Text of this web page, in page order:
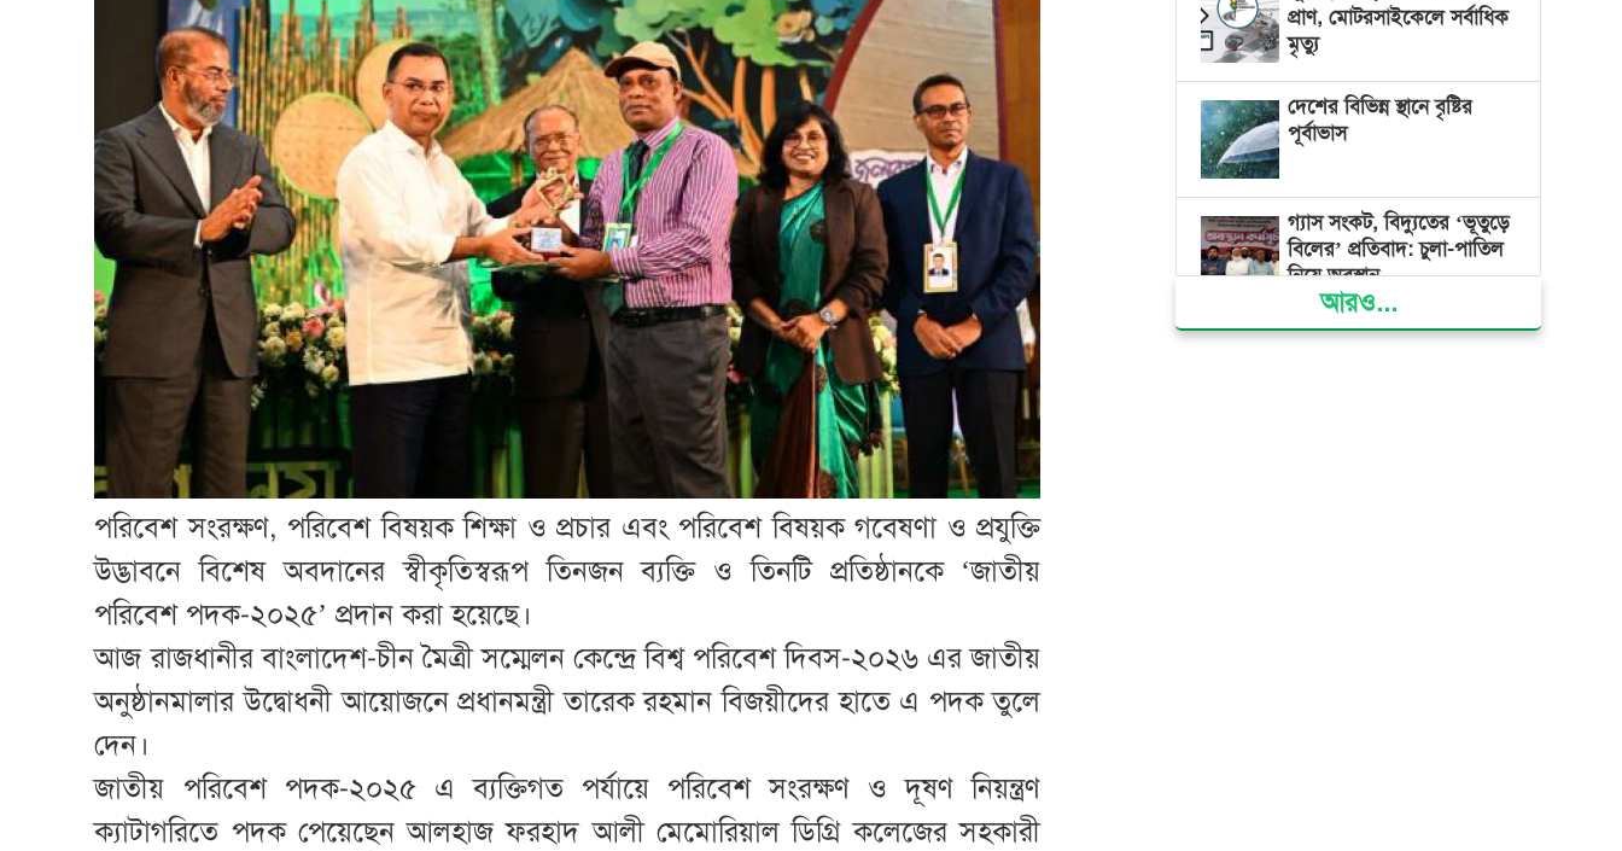
পরিবেশ সংরক্ষণ, পরিবেশ বিষয়ক শিক্ষা ও প্রচার এবং পরিবেশ বিষয়ক গবেষণা ও প্রযুক্তি
উদ্ভাবনে বিশেষ অবদানের স্বীকৃতিস্বরূপ তিনজন ব্যক্তি ও তিনটি প্রতিষ্ঠানকে ‘জাতীয়
পরিবেশ পদক-২০২৫’ প্রদান করা হয়েছে।
আজ রাজধানীর বাংলাদেশ-চীন মৈত্রী সম্মেলন কেন্দ্রে বিশ্ব পরিবেশ দিবস-২০২৬ এর জাতীয়
অনুষ্ঠানমালার উদ্বোধনী আয়োজনে প্রধানমন্ত্রী তারেক রহমান বিজয়ীদের হাতে এ পদক তুলে
দেন।
জাতীয় পরিবেশ পদক-২০২৫ এ ব্যক্তিগত পর্যায়ে পরিবেশ সংরক্ষণ ও দূষণ নিয়ন্ত্রণ
ক্যাটাগরিতে পদক পেয়েছেন আলহাজ ফরহাদ আলী মেমোরিয়াল ডিগ্রি কলেজের সহকারী
প্রাণ, মোটরসাইকেলে সর্বাধিক
মৃত্যু
দেশের বিভিন্ন স্থানে বৃষ্টির
পূর্বাভাস
গ্যাস সংকট, বিদ্যুতের ‘ভূতুড়ে
বিলের’ প্রতিবাদ: চুলা-পাতিল
নিয়ে অবস্থান
ক্ষমতার কেন্দ্র গণভবন থেকে
আরও...